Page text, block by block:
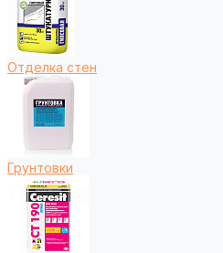
Отделка стен
Грунтовки